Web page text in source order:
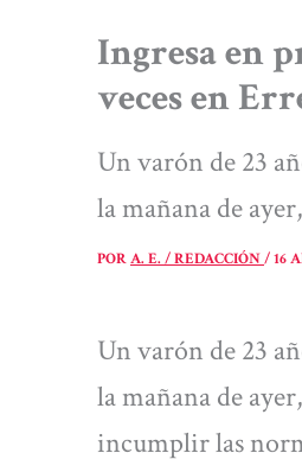
Ingresa en
veces en
Un varón de 23
la mañana de
PORA. E. / REDACCIÓN/16
Un varón de 23
la mañana de
incumplir las